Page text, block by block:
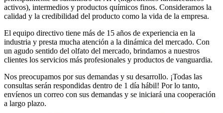
activos), intermedios y productos químicos finos. Consideramos la
calidad y la credibilidad del producto como la vida de la empresa.
El equipo directivo tiene más de 15 años de experiencia en la
industria y presta mucha atención a la dinámica del mercado. Con
un agudo sentido del olfato del mercado, brindamos a nuestros
clientes los servicios más profesionales y productos de vanguardia.
Nos preocupamos por sus demandas y su desarrollo. ¡Todas las
consultas serán respondidas dentro de 1 día hábil! Por lo tanto,
envíenos un correo con sus demandas y se iniciará una cooperación
a largo plazo.